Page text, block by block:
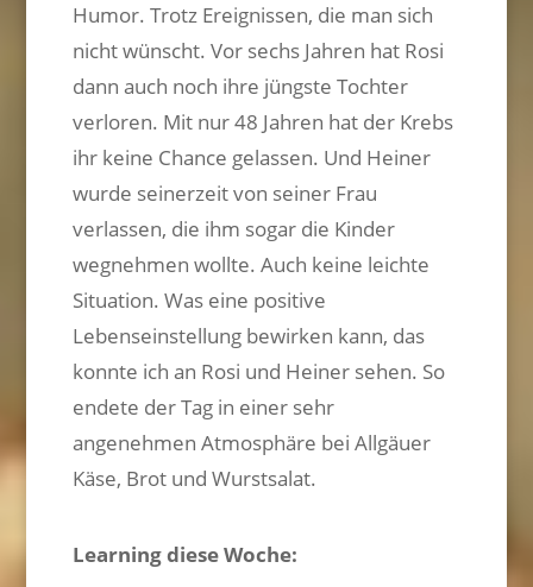
Humor. Trotz Ereignissen, die man sich
nicht wünscht. Vor sechs Jahren hat Rosi
dann auch noch ihre jüngste Tochter
verloren. Mit nur 48 Jahren hat der Krebs
ihr keine Chance gelassen. Und Heiner
wurde seinerzeit von seiner Frau
verlassen, die ihm sogar die Kinder
wegnehmen wollte. Auch keine leichte
Situation. Was eine positive
Lebenseinstellung bewirken kann, das
konnte ich an Rosi und Heiner sehen. So
endete der Tag in einer sehr
angenehmen Atmosphäre bei Allgäuer
Käse, Brot und Wurstsalat.
Learning diese Woche: